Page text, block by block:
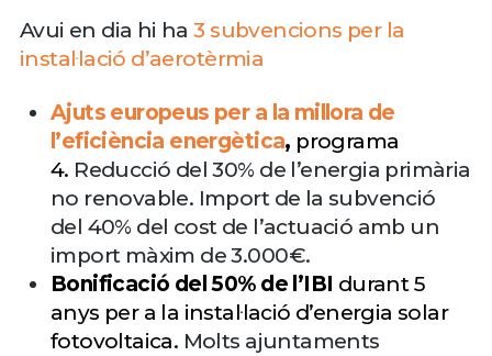
Avui en dia hi ha3 subvencions per la
instal·lació d’aerotèrmia
Ajuts europeus per a la millora de
l’eficiència energètica, programa
4. Reducció del 30% de l’energia primària
no renovable. Import de la subvenció
del 40% del cost de l’actuació amb un
import màxim de 3.000€.
Bonificació del 50% de l’IBI durant 5
anys per a la instal·lació d’energia solar
fotovoltaica. Molts ajuntaments